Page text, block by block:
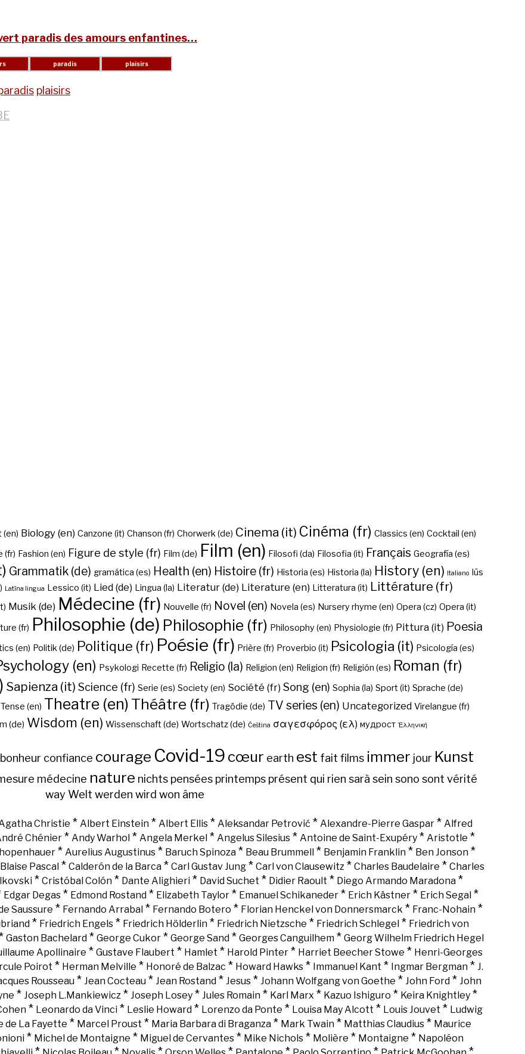
paradis des amours enfantines…
plaisirs
(en) Biology (en) Canzone (it) Chanson (fr) Chorwerk (de) Cinema (it) Cinéma (fr) Classics (en) Cocktail (en)
(fr) Fashion (en) Figure de style (fr) Film (de) Film (en) Filosofi (da) Filosofia (it) Français Geografía (es)
Grammatik (de) gramática (es) Health (en) Histoire (fr) Historia (es) Historia (la) History (en) Italiano
Iūs
Latīna lingua Lessico (it) Lied (de) Lingua (la) Literatur (de) Literature (en) Litteratura (it) Littérature (fr)
Musik (de) Médecine (fr) Nouvelle (fr) Novel (en) Novela (es) Nursery rhyme (en) Opera (cz) Opera (it)
(fr) Philosophie (de) Philosophie (fr) Philosophy (en) Physiologie (fr) Pittura (it) Poesia
(en) Politik (de) Politique (fr) Poésie (fr) Prière (fr) Proverbio (it) Psicologia (it) Psicología (es)
(en) Psykologi Recette (fr) Religio (la) Religion (en) Religion (fr) Religión (es) Roman (fr)
Sapienza (it) Science (fr) Serie (es) Society (en) Société (fr) Song (en) Sophia (la) Sport (it) Sprache (de)
Tense (en) Theatre (en) Théâtre (fr) Tragödie (de) TV series (en) Uncategorized Virelangue (fr)
(de) Wisdom (en) Wissenschaft (de) Wortschatz (de) Čeština σαγεσφόρος (ελ) мудрост Ἑλληνική
bonheur confiance courage Covid-19 cœur earth est fait films immer jour Kunst
médecine nature nichts pensées printemps présent qui rien sarà sein sono sont vérité
way Welt werden wird won âme
Christie * Albert Einstein* Albert Ellis* Aleksandar Petrović * Alexandre-Pierre Gaspar* Alfred
Chénier * Andy Warhol * Angela Merkel * Angelus Silesius * Antoine de Saint-Exupéry * Aristotle *
* Aurelius Augustinus * Baruch Spinoza * Beau Brummell * Benjamin Franklin * Ben Jonson *
Blaise Pascal * Calderón de la Barca * Carl Gustav Jung * Carl von Clausewitz * Charles Baudelaire * Charles
* Cristóbal Colón * Dante Alighieri * David Suchet * Didier Raoult * Diego Armando Maradona *
Edgar Degas * Edmond Rostand * Elizabeth Taylor * Emanuel Schikaneder * Erich Kästner * Erich Segal *
Saussure * Fernando Arrabal * Fernando Botero * Florian Henckel von Donnersmarck * Franc-Nohain *
* Friedrich Engels * Friedrich Hölderlin * Friedrich Nietzsche * Friedrich Schlegel * Friedrich von
Gaston Bachelard * George Cukor * George Sand * Georges Canguilhem * Georg Wilhelm Friedrich Hegel
Apollinaire * Gustave Flaubert * Hamlet * Harold Pinter * Harriet Beecher Stowe * Henri-Georges
Poirot * Herman Melville * Honoré de Balzac * Howard Hawks* Immanuel Kant * Ingmar Bergman* J.
Rousseau * Jean Cocteau * Jean Rostand * Jesus * Johann Wolfgang von Goethe * John Ford * John
* Joseph L.Mankiewicz* Joseph Losey* Jules Romain* Karl Marx * Kazuo Ishiguro * Keira Knightley*
* Leonardo da Vinci* Leslie Howard* Lorenzo da Ponte * Louisa May Alcott * Louis Jouvet * Ludwig
de La Fayette * Marcel Proust * Maria Barbara di Braganza* Mark Twain* Matthias Claudius* Maurice
* Michel de Montaigne * Miguel de Cervantes* Mike Nichols* Molière * Montaigne * Napoléon